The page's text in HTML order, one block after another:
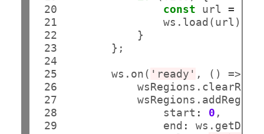
20
21
22
23
24
25
26
27
28
29
const url =
                ws.load(url);
            }
        };
        ws.on(
'ready' , () => {
                start
: 0 ,
                end
: